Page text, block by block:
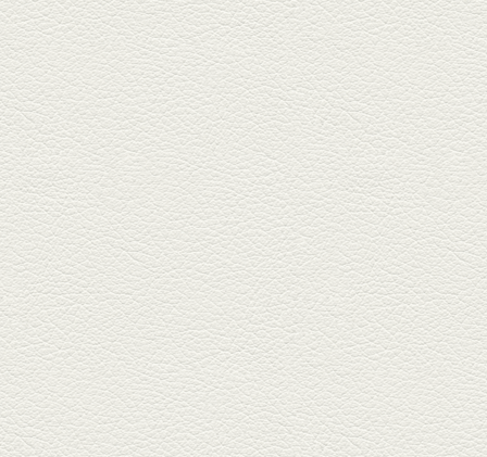
2026年1月9日放送
酢だこ＆焼ぎょうざ
健軍で人吉の有名店のぎょうざ
を！『松龍軒健軍店』で、味わ
いの刻...
2025年12月19日放送
おばんざい三種盛＆麻婆
豆腐
東区月出『中華酒場アガレヤ』
は、スパイスが効いた一味違う
中華が...
2025年11月28日放送
ごま鯛＆牛すじ大根
名店揃いの並木坂ドルハウスビ
ルに今年生まれた新たな名店、
『家庭...
2025年11月7日放送
贅沢馬刺し盛合せ＆極上